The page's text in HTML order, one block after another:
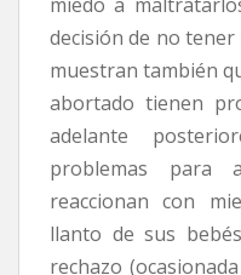
decisión de no
muestran también
abortado tienen
adelante
problemas para
reaccionan con
llanto de sus
rechazo